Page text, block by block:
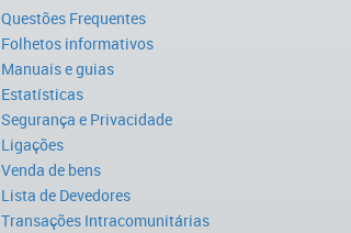
Questões Frequentes
Folhetos informativos
Manuais e guias
Estatísticas
Segurança e Privacidade
Ligações
Venda de bens
Lista de Devedores
Transações Intracomunitárias